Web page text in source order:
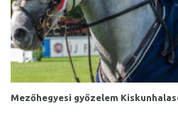
Mezőhegyesi győzelem